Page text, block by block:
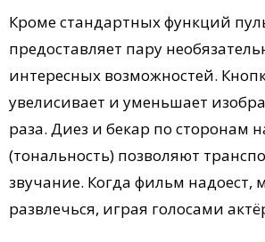
Кроме стандартных функций
предоставляет пару
интересных возможностей.
увелисивает и уменьшает
раза. Диез и бекар по сторонам
(тональность) позволяют
звучание. Когда фильм надоест,
развлечься, играя голосами